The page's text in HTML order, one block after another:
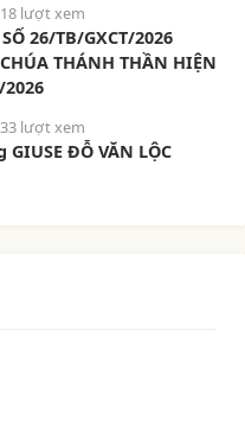
lượt xem
26/TB/GXCT/2026
THÁNH THẦN HIỆN
lượt xem
GIUSE ĐỖ VĂN LỘC